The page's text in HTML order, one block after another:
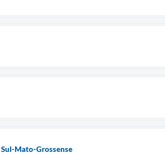
Mato-Grossense